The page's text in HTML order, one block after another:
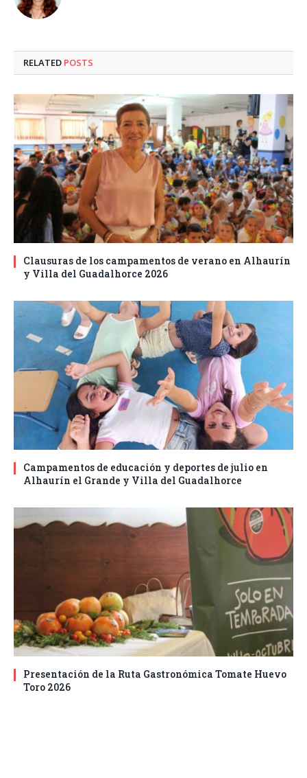
RELATED POSTS
Clausuras de los campamentos de verano en Alhaurín
y Villa del Guadalhorce 2026
Campamentos de educación y deportes de julio en
Alhaurín el Grande y Villa del Guadalhorce
Presentación de la Ruta Gastronómica Tomate Huevo
Toro 2026